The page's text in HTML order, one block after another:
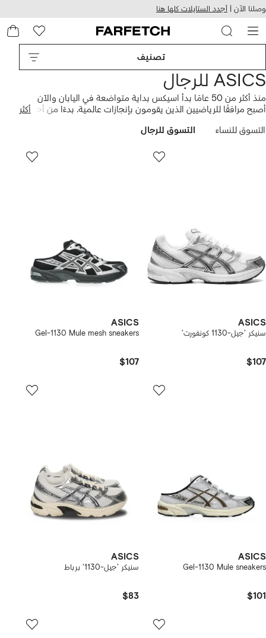
التخطي
للمحتوى
الرئيسي
وصلنا الآن | أجدد الستايلات كلها هنا
تصنيف
ASICS للرجال
منذ أكثر من 50 عامًا بدأ اسيكس بداية متواضعة في اليابان والآن
أصبح مرافقًا للرياضيين الذين يقومون بإنجازات عالمية. بدءًا من أحذية
راحة قدميك حتى بعد سباقات الماراثون العالمية، لاتزال ابتكاراته هي
أكثر
التسوق للنساء
التسوق للرجال
ASICS
سنيكر 'جيل-1130 كونفورت'
$107
ASICS
Gel-1130 Mule mesh sneakers
$107
ASICS
Gel-1130 Mule sneakers
$101
ASICS
سنيكر 'جيل-1130' برباط
$83